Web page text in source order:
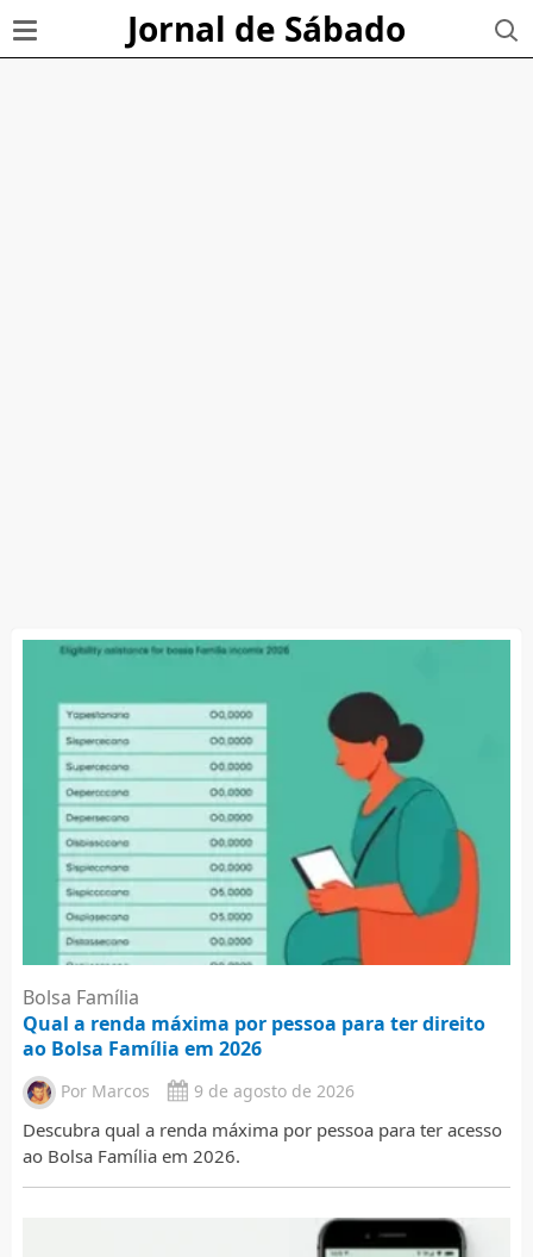
Jornal de Sábado
Bolsa Família
Qual a renda máxima por pessoa para ter direito
ao Bolsa Família em 2026
Por Marcos 9 de agosto de 2026
Descubra qual a renda máxima por pessoa para ter acesso
ao Bolsa Família em 2026.